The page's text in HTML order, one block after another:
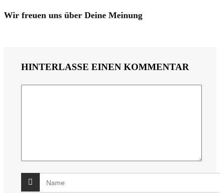
Wir freuen uns über Deine Meinung
HINTERLASSE EINEN KOMMENTAR